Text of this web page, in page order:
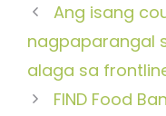
Ang isang
nagpaparangal
alaga sa
FIND Food